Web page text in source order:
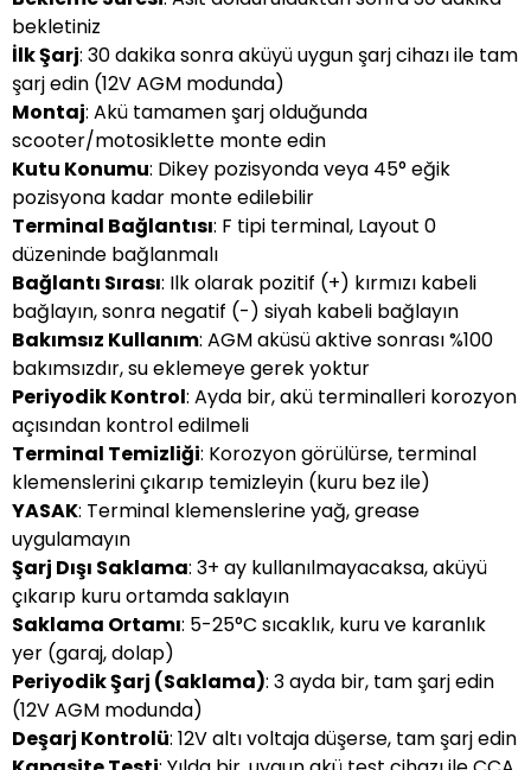
bekletiniz
İlk Şarj: 30 dakika sonra aküyü uygun şarj cihazı ile tam
şarj edin (12V AGM modunda)
Montaj: Akü tamamen şarj olduğunda
scooter/motosiklette monte edin
Kutu Konumu: Dikey pozisyonda veya 45° eğik
pozisyona kadar monte edilebilir
Terminal Bağlantısı: F tipi terminal, Layout 0
düzeninde bağlanmalı
Bağlantı Sırası: Ilk olarak pozitif (+) kırmızı kabeli
bağlayın, sonra negatif (-) siyah kabeli bağlayın
Bakımsız Kullanım: AGM aküsü aktive sonrası %100
bakımsızdır, su eklemeye gerek yoktur
Periyodik Kontrol: Ayda bir, akü terminalleri korozyon
açısından kontrol edilmeli
Terminal Temizliği: Korozyon görülürse, terminal
klemenslerini çıkarıp temizleyin (kuru bez ile)
YASAK: Terminal klemenslerine yağ, grease
uygulamayın
Şarj Dışı Saklama: 3+ ay kullanılmayacaksa, aküyü
çıkarıp kuru ortamda saklayın
Saklama Ortamı: 5-25°C sıcaklık, kuru ve karanlık
yer (garaj, dolap)
Periyodik Şarj (Saklama): 3 ayda bir, tam şarj edin
(12V AGM modunda)
Deşarj Kontrolü: 12V altı voltaja düşerse, tam şarj edin